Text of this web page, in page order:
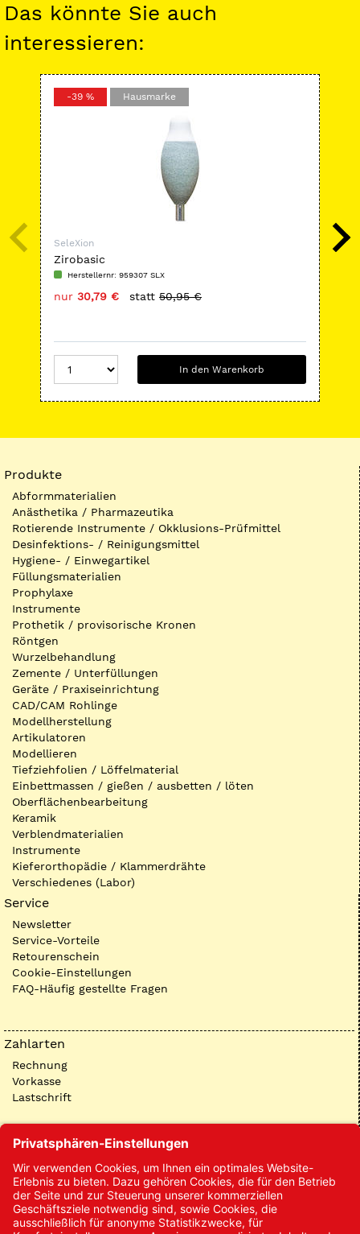
Das könnte Sie auch
interessieren:
-39 % Hausmarke
SeleXion
Zirobasic
Herstellernr: 959307 SLX
nur 30,79 € statt 50,95 €
In den Warenkorb
Produkte
Abformmaterialien
Anästhetika / Pharmazeutika
Rotierende Instrumente / Okklusions-Prüfmittel
Desinfektions- / Reinigungsmittel
Hygiene- / Einwegartikel
Füllungsmaterialien
Prophylaxe
Instrumente
Prothetik / provisorische Kronen
Röntgen
Wurzelbehandlung
Zemente / Unterfüllungen
Geräte / Praxiseinrichtung
CAD/CAM Rohlinge
Modellherstellung
Artikulatoren
Modellieren
Tiefziehfolien / Löffelmaterial
Einbettmassen / gießen / ausbetten / löten
Oberflächenbearbeitung
Keramik
Verblendmaterialien
Instrumente
Kieferorthopädie / Klammerdrähte
Verschiedenes (Labor)
Service
Newsletter
Service-Vorteile
Retourenschein
Cookie-Einstellungen
FAQ-Häufig gestellte Fragen
Zahlarten
Rechnung
Vorkasse
Lastschrift
Kontakt
Kontakt/Anfrage
Neukundenanmeldung